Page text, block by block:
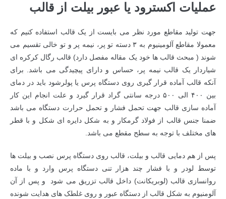
عملیات اکسترود یا عبور بیلت از قالب
جهت تولید مقاطع مورد نظر می بایست از یک قالب استفاده کنیم که
معمولا مقاطع آلومینیوم به ۳ دسته تو پر، نیمه پر و تو خالی تقسیم می
شوند ( مبحث قالب ها خود یک مقاله مفصل دارد) قالب رگال کرکره ای
شیاردار یک قالب نیمه پر، حساس و دارای پیچیدگی می باشد. برای
آنکه قالب آماده قرار گیری روی دستگاه پرس یا پولرشود باید در دمای
بین ۴۰۰ الی ۵۰۰ درجه سانتی گراد قرار گیرد و علت انجام این کار
آماده سازی قالب جهت تحمل فشار و تحمل حرارت دستگاه می باشد
ضمنا جنس قالب از فولاد گرمکار و به شکل دایره ای شکل و با قطر
های مختلف با توجه به سطح مقطع می باشد.
پس از هم دمایی قالب و بیلت، قالب روی دستگاه پرس نصب و بیلت ها
توسط لودر و با فشار چند هزار تنی دستگاه پرس وارد و با ماده
روانسازی قالب (لوبریکانت) داخل قالب تزریق می شود و پس از آن
آلومنیوم به شکل قالب از دستگاه عبور و روی غلطک های هدایت شونده